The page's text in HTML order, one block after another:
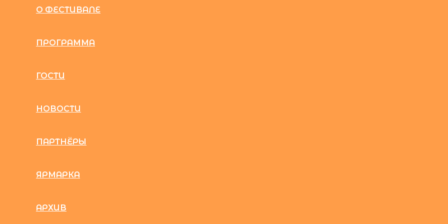
О ФЕСТИВАЛЕ
ПРОГРАММА
ГОСТИ
НОВОСТИ
ПАРТНЁРЫ
ЯРМАРКА
АРХИВ